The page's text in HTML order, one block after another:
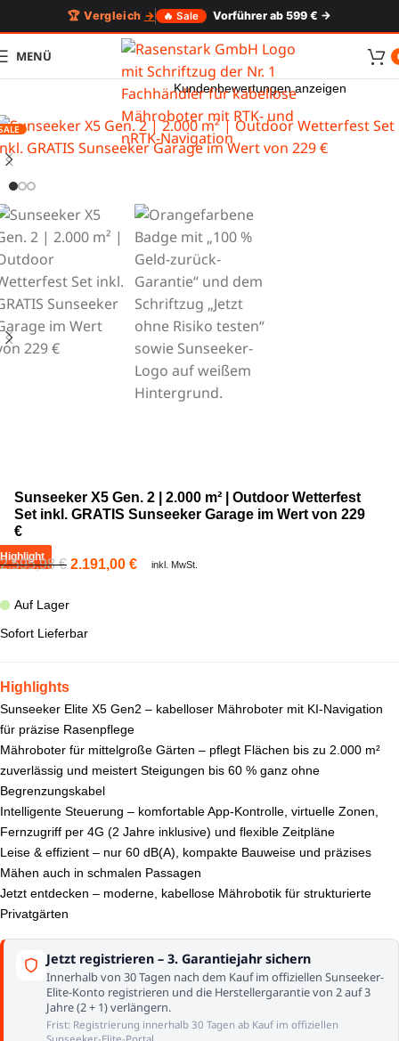
🏆 Vergleich → 🔥 Sale Vorführer ab 599 € →
MENÜ
Kundenbewertungen anzeigen
Sunseeker X5 Gen. 2 | 2.000 m² | Outdoor Wetterfest
Set inkl. GRATIS Sunseeker Garage im Wert von 229
€
Highlight
2.595,98€ 2.191,00 € inkl. MwSt.
Auf Lager
Sofort Lieferbar
Highlights
Sunseeker Elite X5 Gen2 – kabelloser Mähroboter mit KI-Navigation
für präzise Rasenpflege
Mähroboter für mittelgroße Gärten – pflegt Flächen bis zu 2.000 m²
zuverlässig und meistert Steigungen bis 60 % ganz ohne
Begrenzungskabel
Intelligente Steuerung – komfortable App-Kontrolle, virtuelle Zonen,
Fernzugriff per 4G (2 Jahre inklusive) und flexible Zeitpläne
Leise & effizient – nur 60 dB(A), kompakte Bauweise und präzises
Mähen auch in schmalen Passagen
Jetzt entdecken – moderne, kabellose Mährobotik für strukturierte
Privatgärten
Jetzt registrieren – 3. Garantiejahr sichern
Innerhalb von 30 Tagen nach dem Kauf im offiziellen Sunseeker-
Elite-Konto registrieren und die Herstellergarantie von 2 auf 3
Jahre (2 + 1) verlängern.
Frist: Registrierung innerhalb 30 Tagen ab Kauf im offiziellen